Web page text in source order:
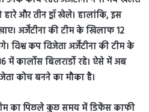
और तीन ड्रॉ खेले। हालांकि, इस
अर्जेंटीना की टीम के खिलाफ 12
विश्व कप विजेता अर्जेंटीना की टीम के
कार्लोस बिलरार्डो रहे। ऐसे में अब
कोच बनने का मौका है।
टीम का पिछले कुछ समय में डिफेंस काफी